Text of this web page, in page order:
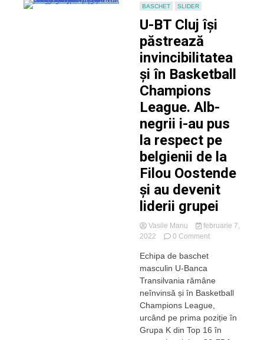
BASCHET SLIDER
U-BT Cluj își
păstrează
invincibilitatea
și în Basketball
Champions
League. Alb-
negrii i-au pus
la respect pe
belgienii de la
Filou Oostende
și au devenit
liderii grupei
Vasile Manu
februarie 7,
2022
0 Commenton
își
păstrează
și
în
Basketball
Echipa de baschet
masculin U-Banca
Transilvania rămâne
neînvinsă și în Basketball
Champions League,
urcând pe prima poziție în
Grupa K din Top 16 în